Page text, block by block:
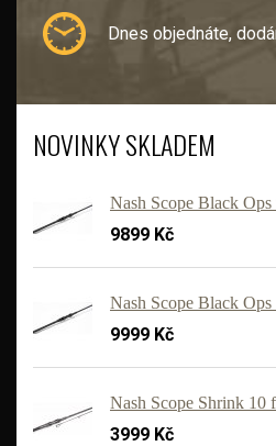
Dnes objednáte,
NOVINKY SKLADEM
Nash Scope Black
9899 Kč
Nash Scope Black
9999 Kč
Nash Scope Shrink 10
3999 Kč